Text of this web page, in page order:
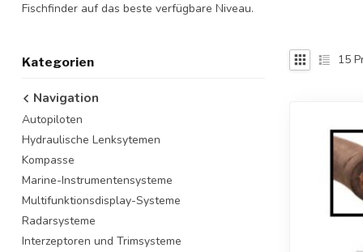
Fischfinder auf das beste verfügbare Niveau.
Kategorien
Navigation
Autopiloten
Hydraulische Lenksytemen
Kompasse
Marine-Instrumentensysteme
Multifunktionsdisplay-Systeme
Radarsysteme
Interzeptoren und Trimsysteme
15